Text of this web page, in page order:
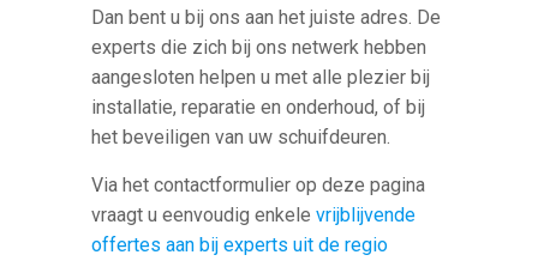
Dan bent u bij ons aan het juiste adres. De
experts die zich bij ons netwerk hebben
aangesloten helpen u met alle plezier bij
installatie, reparatie en onderhoud, of bij
het beveiligen van uw schuifdeuren.
Via het contactformulier op deze pagina
vraagt u eenvoudig enkelevrijblijvende
offertes aan bij experts uit de regio